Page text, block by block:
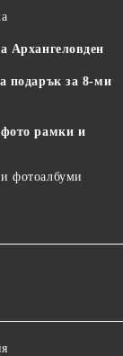
Архангеловден
подарък за 8-ми
рамки и
фотоалбуми